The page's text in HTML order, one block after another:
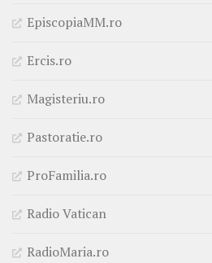
EpiscopiaMM.ro
Ercis.ro
Magisteriu.ro
Pastoratie.ro
ProFamilia.ro
Radio Vatican
RadioMaria.ro